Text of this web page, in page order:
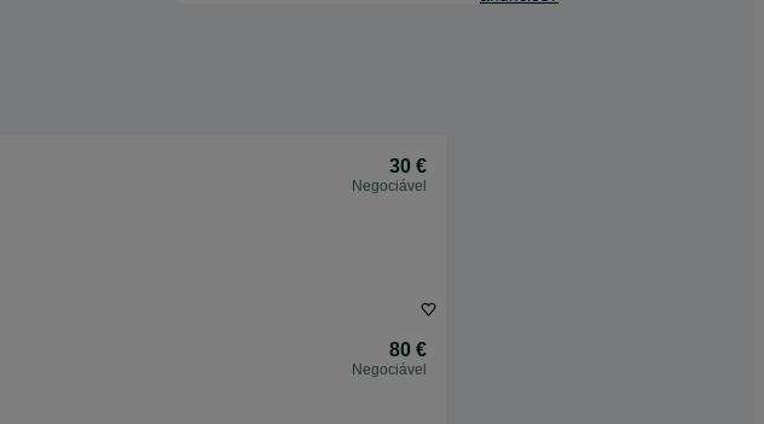
30 €
Negociável
80 €
Negociável